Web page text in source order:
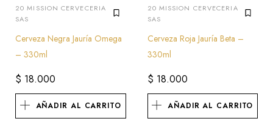
20 MISSION CERVECERIA
SAS
Cerveza Negra Jauría Omega
– 330ml
$ 18.000
AÑADIR AL CARRITO
20 MISSION CERVECERIA
SAS
Cerveza Roja Jauría Beta –
330ml
$ 18.000
AÑADIR AL CARRITO